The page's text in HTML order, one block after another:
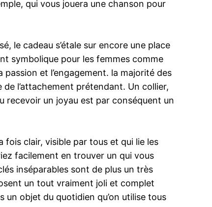
qui vous jouera une chanson pour
le cadeau s’étale sur encore une place
symbolique pour les femmes comme
et l’engagement. la majorité des
l’attachement prétendant. Un collier,
recevoir un joyau est par conséquent un
fois clair, visible par tous et qui lie les
facilement en trouver un qui vous
inséparables sont de plus un très
un tout vraiment joli et complet
un objet du quotidien qu’on utilise tous